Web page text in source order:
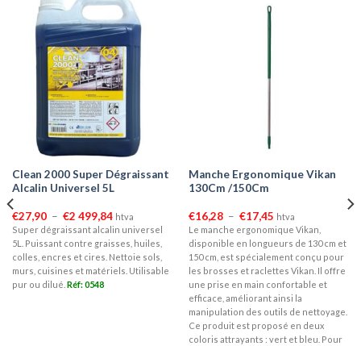
Clean 2000 Super Dégraissant
Alcalin Universel 5L
€27,90 – €2 499,84Plage
de
prix :
€27,90
à
€2
499,84
htva
Super dégraissant alcalin universel
5L. Puissant contre graisses, huiles,
colles, encres et cires. Nettoie sols,
murs, cuisines et matériels. Utilisable
pur ou dilué. Réf: 0548
Manche Ergonomique Vikan
130Cm /150Cm
€16,28 – €17,45Plage
de
prix :
€16,28
à
€17,45
htva
Le manche ergonomique Vikan,
disponible en longueurs de 130 cm et
150 cm, est spécialement conçu pour
les brosses et raclettes Vikan. Il offre
une prise en main confortable et
efficace, améliorant ainsi la
manipulation des outils de nettoyage.
Ce produit est proposé en deux
coloris attrayants : vert et bleu. Pour